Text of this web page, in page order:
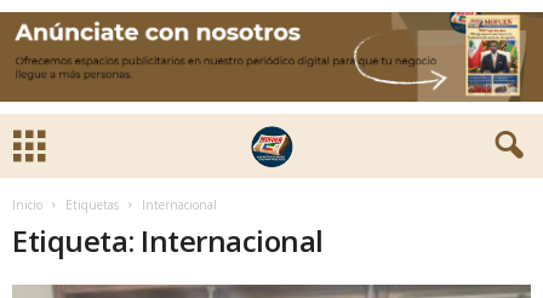
Inicio Etiquetas Internacional
Etiqueta: Internacional